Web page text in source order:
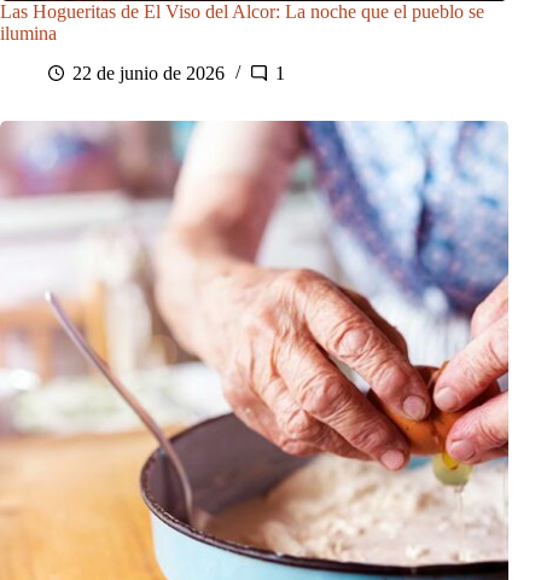
Las Hogueritas de El Viso del Alcor: La noche que el pueblo se
ilumina
22 de junio de 2026
1